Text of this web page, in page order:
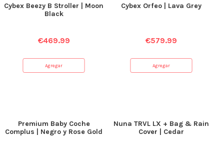
Cybex Beezy B Stroller | Moon
Black
€469.99
Agregar
Cybex Orfeo | Lava Grey
€579.99
Agregar
Premium Baby Coche
Complus | Negro y Rose Gold
Nuna TRVL LX + Bag & Rain
Cover | Cedar